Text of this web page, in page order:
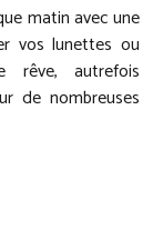
matin avec une
vos lunettes ou
rêve, autrefois
de nombreuses